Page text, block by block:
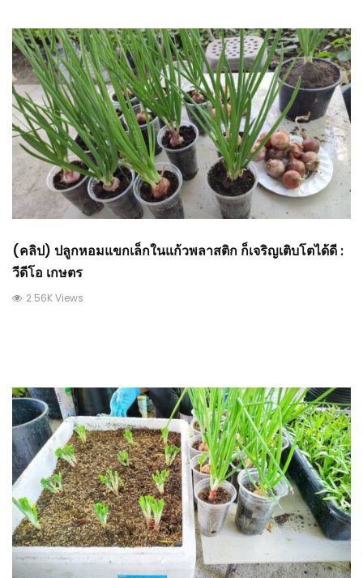
(คลิป) ปลูกหอมแขกเล็กในแก้วพลาสติก ก็เจริญเติบโตได้ดี :
วีดีโอ เกษตร
2.56K Views